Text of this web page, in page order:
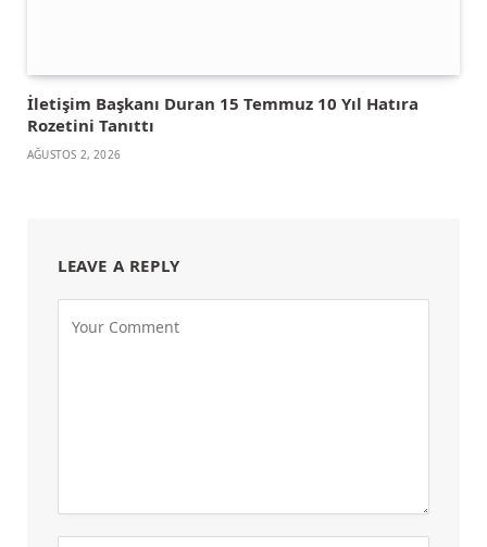
İletişim Başkanı Duran 15 Temmuz 10 Yıl Hatıra
Rozetini Tanıttı
AĞUSTOS 2, 2026
LEAVE A REPLY